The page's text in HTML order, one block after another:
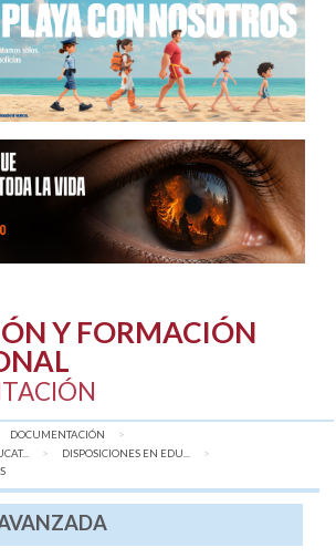
Y FORMACIÓN
DOCUMENTACIÓN
DISPOSICIONES EN EDU...